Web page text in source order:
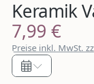
Keramik
Regulärer Preis:
7,99 €
Preise inkl. MwSt.